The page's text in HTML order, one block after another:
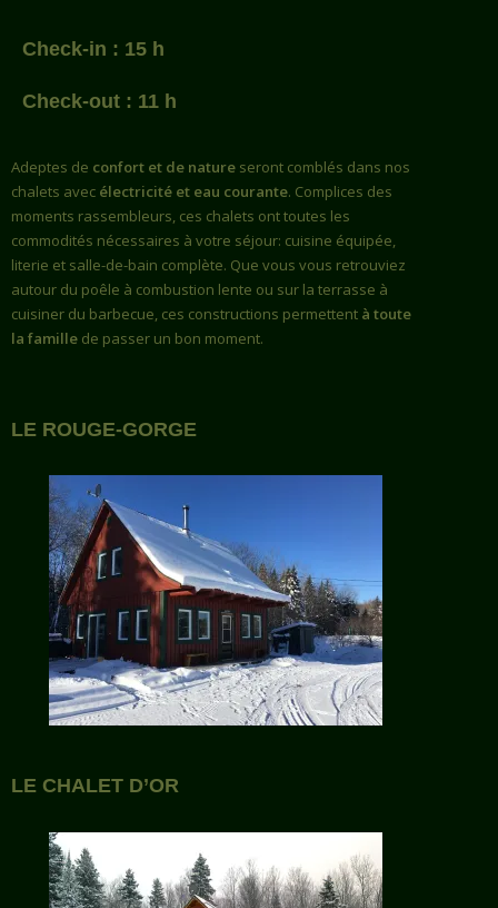
Check-in : 15 h
Check-out : 11 h
Adeptes de confort et de nature seront comblés dans nos
chalets avec électricité et eau courante. Complices des
moments rassembleurs, ces chalets ont toutes les
commodités nécessaires à votre séjour: cuisine équipée,
literie et salle-de-bain complète. Que vous vous retrouviez
autour du poêle à combustion lente ou sur la terrasse à
cuisiner du barbecue, ces constructions permettent à toute
la famille de passer un bon moment.
LE ROUGE-GORGE
LE CHALET D’OR